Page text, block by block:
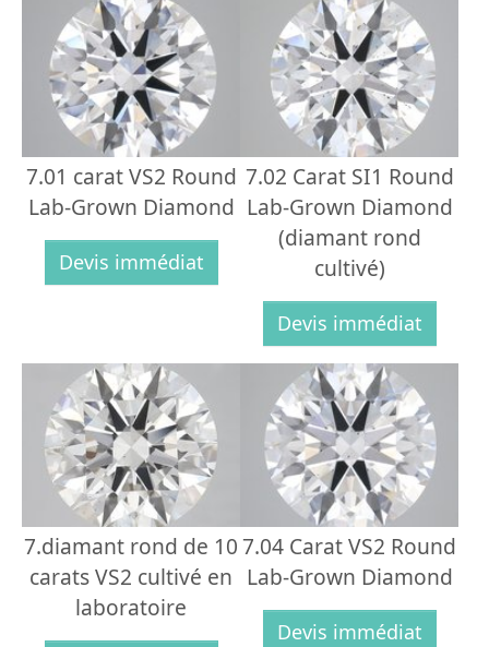
7.01 carat VS2 Round
Lab-Grown Diamond
Devis immédiat
7.02 Carat SI1 Round
Lab-Grown Diamond
(diamant rond
cultivé)
Devis immédiat
7.diamant rond de 10
carats VS2 cultivé en
laboratoire
7.04 Carat VS2 Round
Lab-Grown Diamond
Devis immédiat